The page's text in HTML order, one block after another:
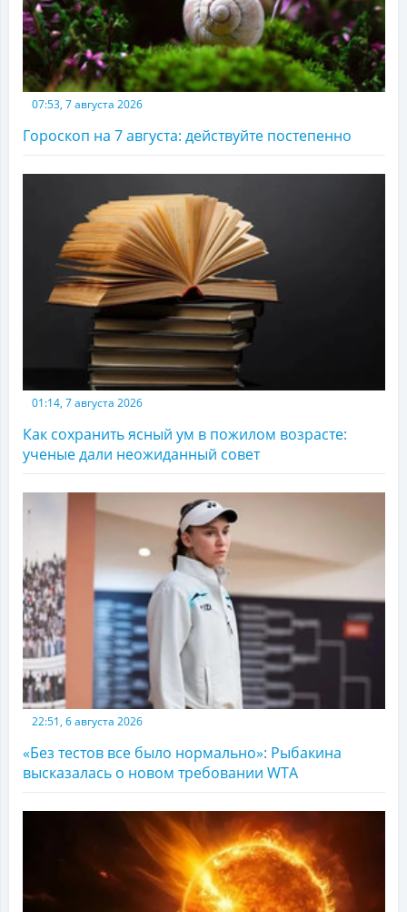
07:53, 7 августа 2026
Гороскоп на 7 августа: действуйте постепенно
01:14, 7 августа 2026
Как сохранить ясный ум в пожилом возрасте:
ученые дали неожиданный совет
22:51, 6 августа 2026
«Без тестов все было нормально»: Рыбакина
высказалась о новом требовании WTA